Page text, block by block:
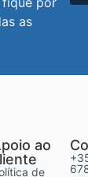
as
ao
de